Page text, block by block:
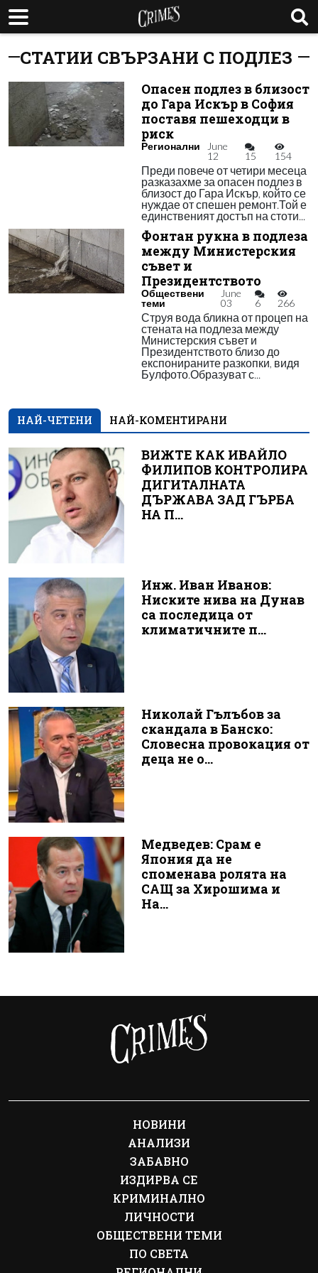
СТАТИИ СВЪРЗАНИ С ПОДЛЕЗ
Опасен подлез в близост
до Гара Искър в София
поставя пешеходци в
риск
Регионални
June
12
15 154
Преди повече от четири месеца
разказахме за опасен подлез в
близост до Гара Искър, който се
нуждае от спешен ремонт.Той е
единственият достъп на стоти...
Фонтан рукна в подлеза
между Министерския
съвет и
Президентството
Обществени
теми
June
03
6 266
Струя вода бликна от процеп на
стената на подлеза между
Министерския съвет и
Президентството близо до
експонираните разкопки, видя
Булфото.Образуват с...
НАЙ-ЧЕТЕНИ НАЙ-КОМЕНТИРАНИ
ВИЖТЕ КАК ИВАЙЛО
ФИЛИПОВ КОНТРОЛИРА
ДИГИТАЛНАТА
ДЪРЖАВА ЗАД ГЪРБА
НА П...
Инж. Иван Иванов:
Ниските нива на Дунав
са последица от
климатичните п...
Николай Гълъбов за
скандала в Банско:
Словесна провокация от
деца не о...
Медведев: Срам е
Япония да не
споменава ролята на
САЩ за Хирошима и
На...
НОВИНИ
АНАЛИЗИ
ЗАБАВНО
ИЗДИРВА СЕ
КРИМИНАЛНО
ЛИЧНОСТИ
ОБЩЕСТВЕНИ ТЕМИ
ПО СВЕТА